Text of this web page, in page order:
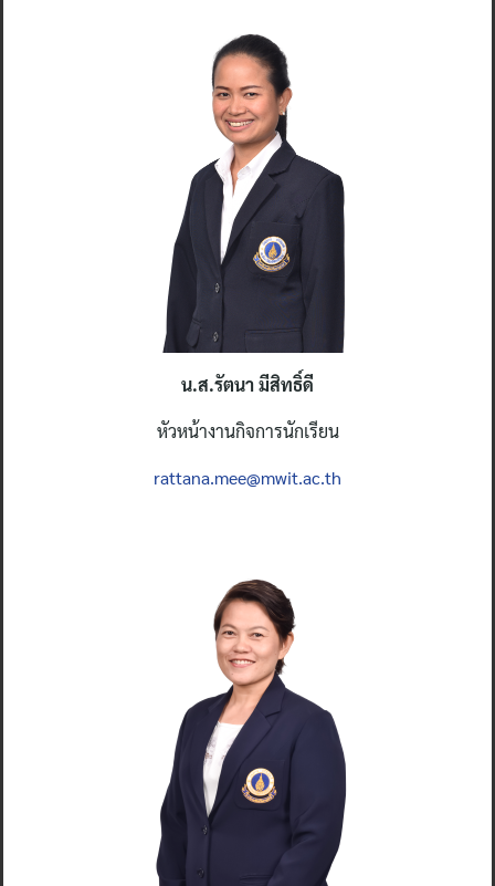
น.ส.รัตนา มีสิทธิ์ดี
หัวหน้างานกิจการนักเรียน
rattana.mee@mwit.ac.th